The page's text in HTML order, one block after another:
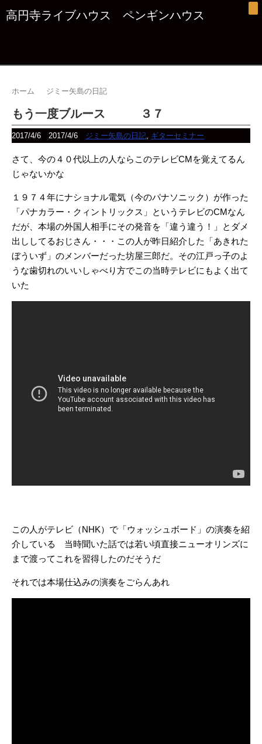
高円寺ライブハウス ペンギンハウス
ホーム ジミー矢島の日記
もう一度ブルース ３７
2017/4/6 2017/4/6 ジミー矢島の日記, ギターセミナー
さて、今の４０代以上の人ならこのテレビCMを覚えてるん
じゃないかな
１９７４年にナショナル電気（今のパナソニック）が作った
「パナカラー・クィントリックス」というテレビのCMなん
だが、本場の外国人相手にその発音を「違う違う！」とダメ
出ししてるおじさん・・・この人が昨日紹介した「あきれた
ぼういず」のメンバーだった坊屋三郎だ。その江戸っ子のよ
うな歯切れのいいしゃべり方でこの当時テレビにもよく出て
いた
この人がテレビ（NHK）で「ウォッシュボード」の演奏を紹
介している 当時聞いた話では若い頃直接ニューオリンズに
まで渡ってこれを習得したのだそうだ
それでは本場仕込みの演奏をごらんあれ